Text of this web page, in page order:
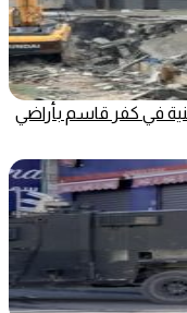
في كفر قاسم بأراضي